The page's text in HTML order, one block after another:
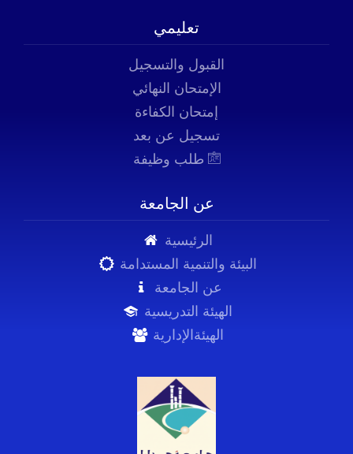
تعليمي
القبول والتسجيل
الإمتحان النهائي
إمتحان الكفاءة
تسجيل عن بعد
عن الجامعة
الرئيسية
البيئة والتنمية المستدامة
عن الجامعة
الهيئة التدريسية
الهيئةالإدارية